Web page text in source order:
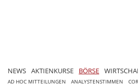
NEWS AKTIENKURSE BÖRSE
AD HOC MITTEILUNGEN ANALYSTENSTIMMEN